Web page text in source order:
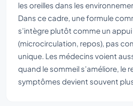
les oreilles dans les
Dans ce cadre, une formule
s’intègre plutôt comme un
(microcirculation, repos), pas
unique. Les médecins voient
quand le sommeil s’améliore, le
symptômes devient souvent